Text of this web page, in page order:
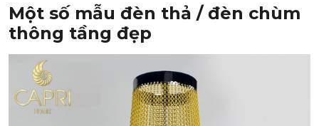
Một số mẫu đèn thả / đèn chùm
thông tầng đẹp